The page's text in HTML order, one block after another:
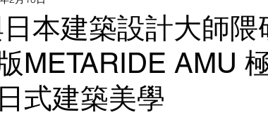
本建築設計大師隈
METARIDE AMU
式建築美學